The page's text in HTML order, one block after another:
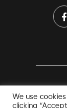
We use
clicking